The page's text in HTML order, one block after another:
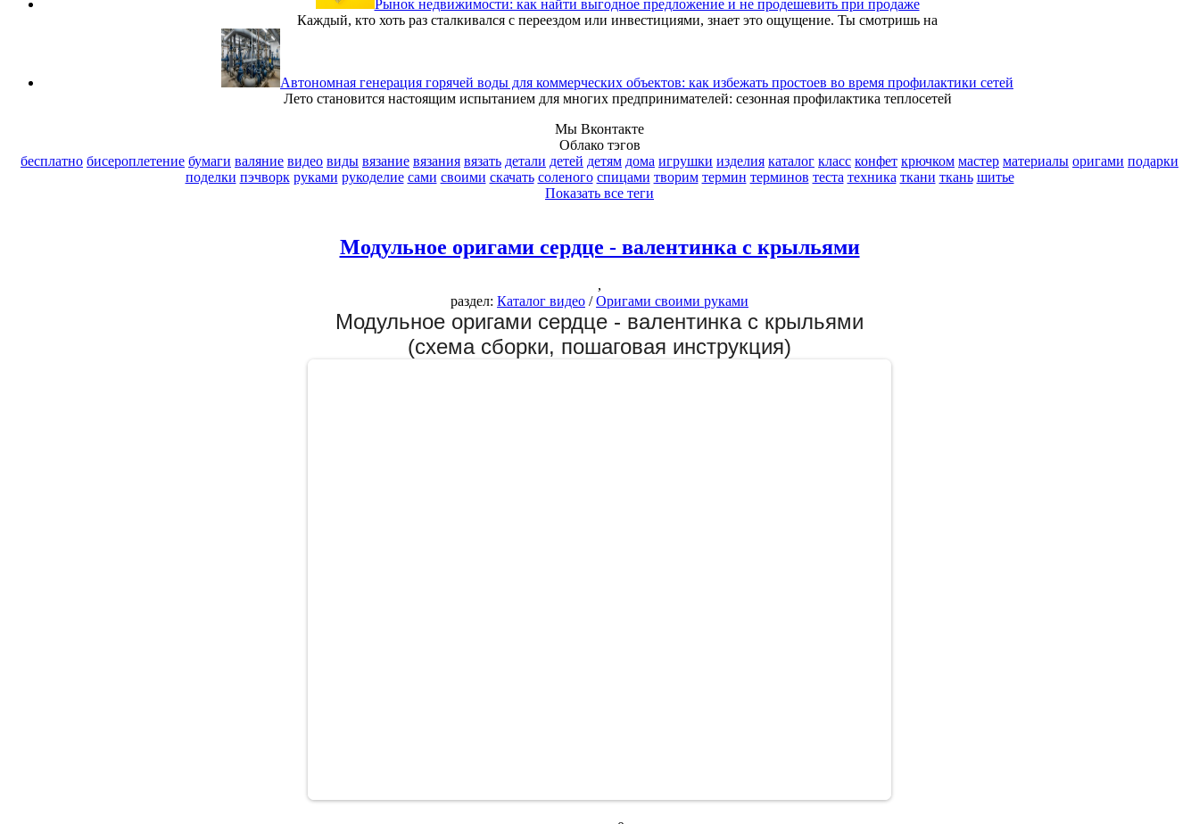
Рынок недвижимости: как найти выгодное предложение и не продешевить при продаже
Каждый, кто хоть раз сталкивался с переездом или инвестициями, знает это ощущение. Ты смотришь на
Автономная генерация горячей воды для коммерческих объектов: как избежать простоев во время профилактики сетей
Лето становится настоящим испытанием для многих предпринимателей: сезонная профилактика теплосетей
Мы Вконтакте
Облако тэгов
бесплатно бисероплетение бумаги валяние видео виды вязание вязания вязать детали детей детям дома игрушки изделия каталог класс конфет крючком мастер материалы оригами подарки
поделки пэчворк руками рукоделие сами своими скачать соленого спицами творим термин терминов теста техника ткани ткань шитье
Показать все теги
Модульное оригами сердце - валентинка с крыльями
,
раздел: Каталог видео /Оригами своими руками
Модульное оригами сердце - валентинка с крыльями
(схема сборки, пошаговая инструкция)